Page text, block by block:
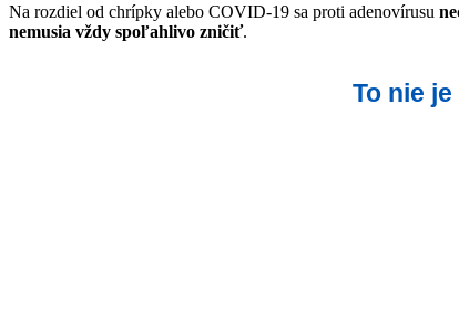
Na rozdiel od chrípky alebo COVID-19 sa proti adenovírusu
nemusia vždy spoľahlivo zničiť.
To nie